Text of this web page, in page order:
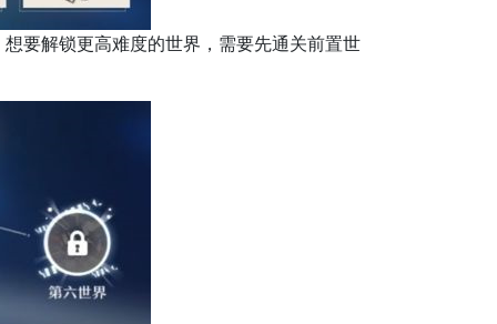
要解锁更高难度的世界，需要先通关前置世